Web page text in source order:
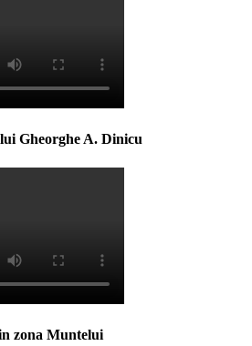
Gheorghe A. Dinicu
zona Muntelui